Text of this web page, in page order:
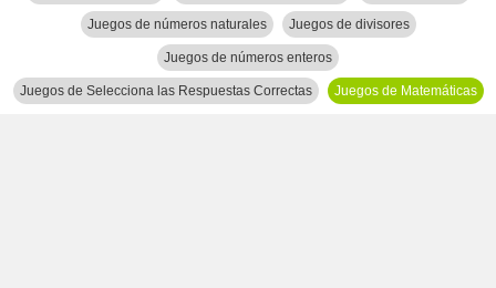
Juegos de números naturales Juegos de divisores
Juegos de números enteros
Juegos de Selecciona las Respuestas Correctas Juegos de Matemáticas